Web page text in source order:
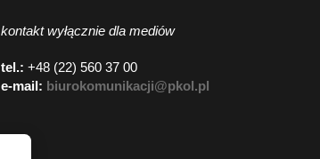
kontakt wyłącznie dla mediów
tel.: +48 (22) 560 37 00
e-mail: biurokomunikacji@pkol.pl